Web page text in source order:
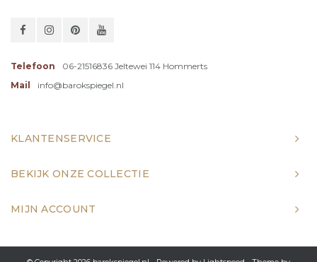
Telefoon
06-21516836 Jeltewei 114 Hommerts
Mail
info@barokspiegel.nl
KLANTENSERVICE
BEKIJK ONZE COLLECTIE
MIJN ACCOUNT